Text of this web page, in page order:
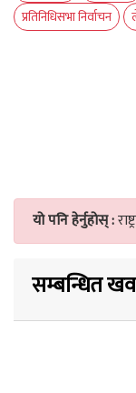
प्रतिनिधिसभा निर्वाचन
यो पनि हेर्नुहोस् :
सम्बन्धित